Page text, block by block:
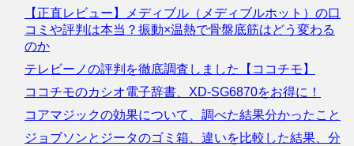
【正直レビュー】メディブル（メディブルホット）の口
コミや評判は本当？振動×温熱で骨盤底筋はどう変わる
のか
テレビーノの評判を徹底調査しました【ココチモ】
ココチモのカシオ電子辞書、XD-SG6870をお得に！
コアマジックの効果について、調べた結果分かったこと
ジョブソンとジータのゴミ箱、違いを比較した結果、分